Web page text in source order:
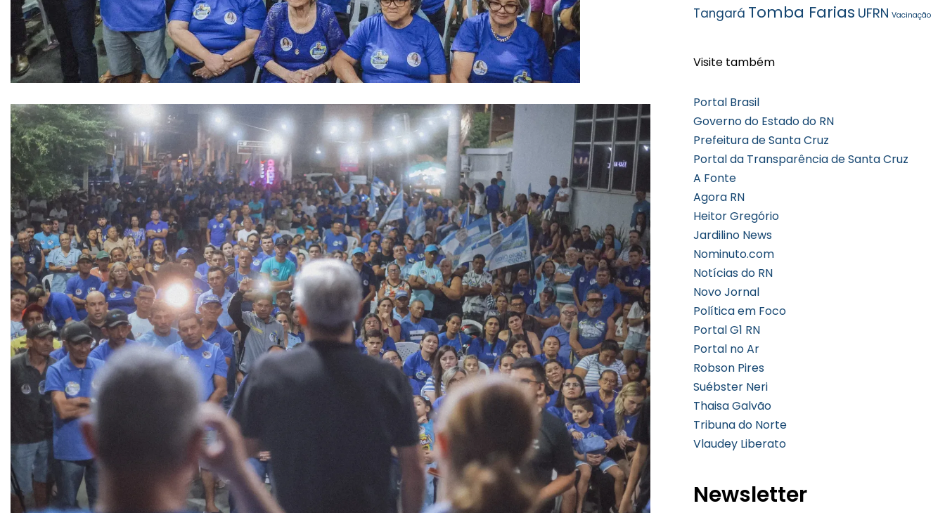
Tangará Tomba Farias UFRN Vacinação
Visite também
Portal Brasil
Governo do Estado do RN
Prefeitura de Santa Cruz
Portal da Transparência de Santa Cruz
A Fonte
Agora RN
Heitor Gregório
Jardilino News
Nominuto.com
Notícias do RN
Novo Jornal
Política em Foco
Portal G1 RN
Portal no Ar
Robson Pires
Suébster Neri
Thaisa Galvão
Tribuna do Norte
Vlaudey Liberato
Newsletter